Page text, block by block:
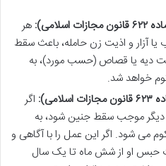
هر
یا آزار و اذیت زن حامله، باعث سقط
دیه یا قصاص (حسب مورد)، به
خواهد شد.
اگر
دیگر موجب سقط جنین شود، به
شود. اگر این عمل را با آگاهی و
حبس او از شش ماه تا یک سال